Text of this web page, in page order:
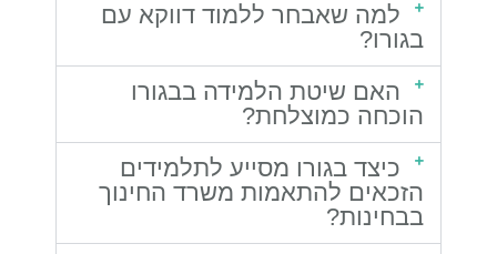
למה שאבחר ללמוד דווקא עם
בגורו?
האם שיטת הלמידה בבגורו
הוכחה כמוצלחת?
כיצד בגורו מסייע לתלמידים
הזכאים להתאמות משרד החינוך
בבחינות?